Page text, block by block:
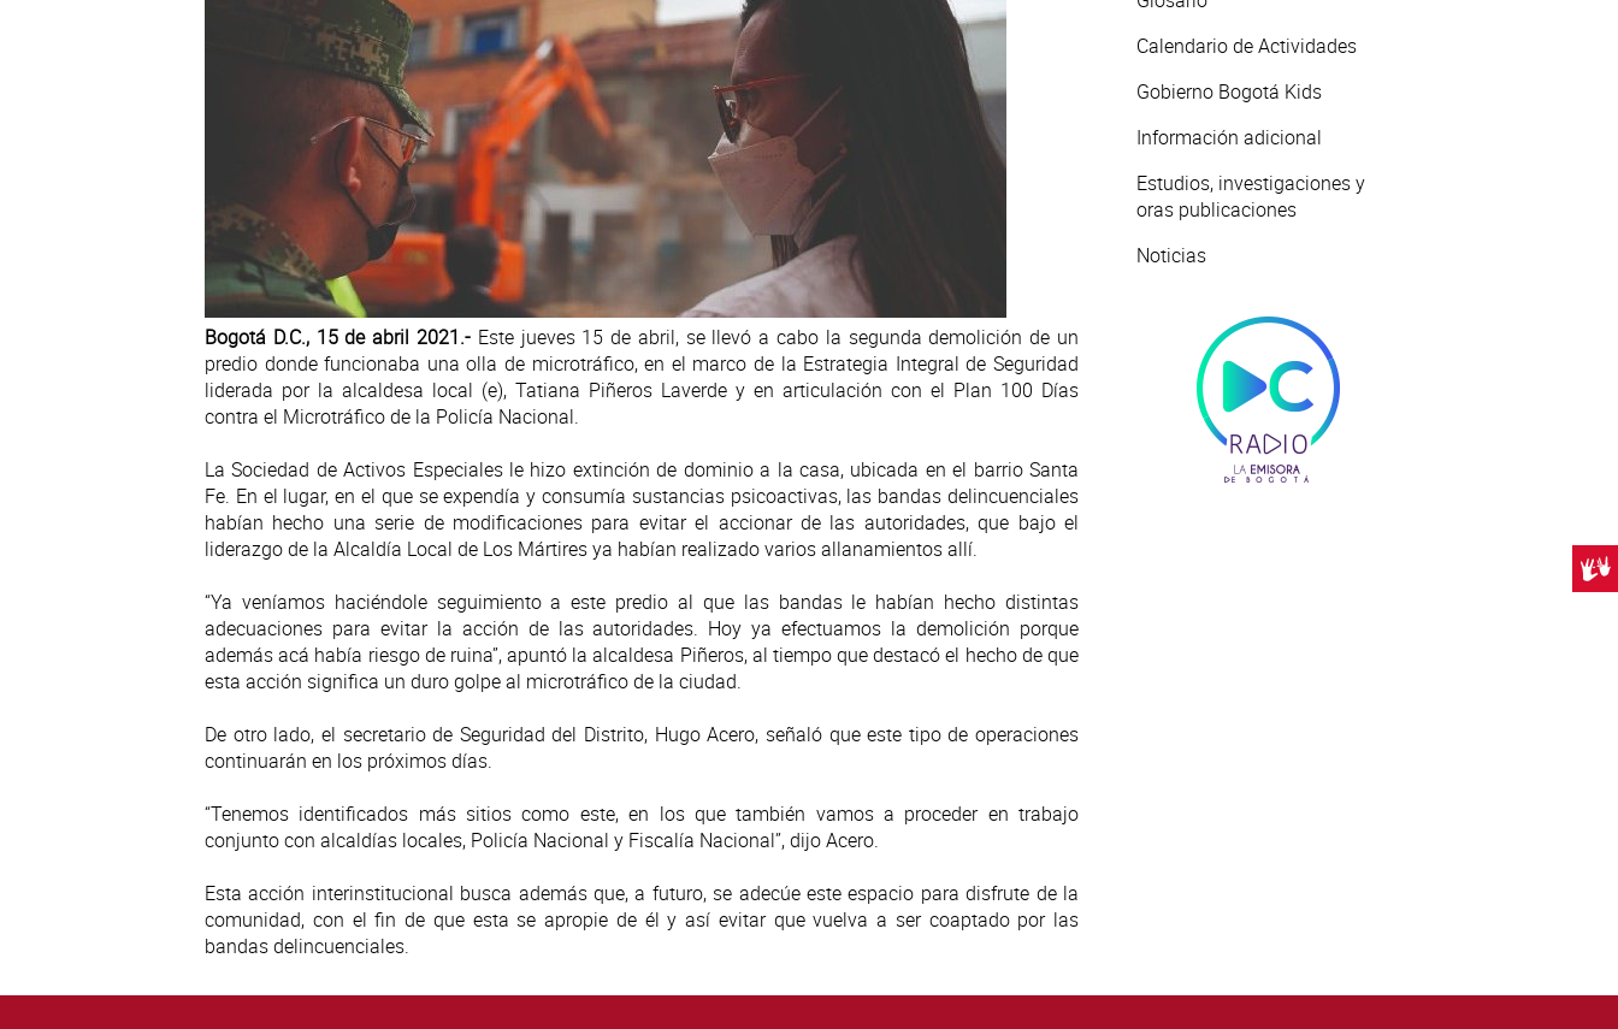
Bogotá D.C., 15 de abril 2021.- Este jueves 15 de abril, se llevó a cabo la segunda demolición de un
predio donde funcionaba una olla de microtráfico, en el marco de la Estrategia Integral de Seguridad
liderada por la alcaldesa local (e), Tatiana Piñeros Laverde y en articulación con el Plan 100 Días
contra el Microtráfico de la Policía Nacional.
La Sociedad de Activos Especiales le hizo extinción de dominio a la casa, ubicada en el barrio Santa
Fe. En el lugar, en el que se expendía y consumía sustancias psicoactivas, las bandas delincuenciales
habían hecho una serie de modificaciones para evitar el accionar de las autoridades, que bajo el
liderazgo de la Alcaldía Local de Los Mártires ya habían realizado varios allanamientos allí.
“Ya veníamos haciéndole seguimiento a este predio al que las bandas le habían hecho distintas
adecuaciones para evitar la acción de las autoridades. Hoy ya efectuamos la demolición porque
además acá había riesgo de ruina”, apuntó la alcaldesa Piñeros, al tiempo que destacó el hecho de que
esta acción significa un duro golpe al microtráfico de la ciudad.
De otro lado, el secretario de Seguridad del Distrito, Hugo Acero, señaló que este tipo de operaciones
continuarán en los próximos días.
“Tenemos identificados más sitios como este, en los que también vamos a proceder en trabajo
conjunto con alcaldías locales, Policía Nacional y Fiscalía Nacional”, dijo Acero.
Esta acción interinstitucional busca además que, a futuro, se adecúe este espacio para disfrute de la
comunidad, con el fin de que esta se apropie de él y así evitar que vuelva a ser coaptado por las
bandas delincuenciales.
Calendario de Actividades
Gobierno Bogotá Kids
Información adicional
Estudios, investigaciones y
oras publicaciones
Noticias